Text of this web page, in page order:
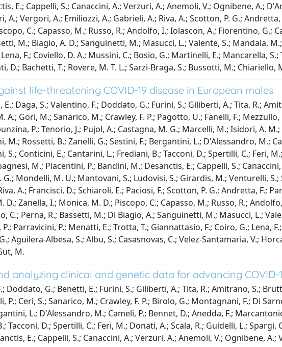
E.; Cappelli, S.; Canaccini, A.; Verzuri, A.; Anemoli, V.; Ognibene, A.;
Vergori, A.; Emiliozzi, A.; Gabrieli, A.; Riva, A.; Scotton, P. G.; Andretta,
C.; Capasso, M.; Russo, R.; Andolfo, I.; Iolascon, A.; Fiorentino, G.;
M.; Biagio, A. D.; Sanguinetti, M.; Masucci, L.; Valente, S.; Mandala,
F.; Coviello, D. A.; Mussini, C.; Bosio, G.; Martinelli, E.; Mancarella,
D.; Bachetti, T.; Rovere, M. T. L.; Sarzi-Braga, S.; Bussotti, M.; Chiariello,
life-threatening COVID-19 disease in European males
Daga, S.; Valentino, F.; Doddato, G.; Furini, S.; Giliberti, A.; Tita, R.;
Gori, M.; Sanarico, M.; Crawley, F. P.; Pagotto, U.; Fanelli, F.;
P.; Tenorio, J.; Pujol, A.; Castagna, M. G.; Marcelli, M.; Isidori, A.
Rossetti, B.; Zanelli, G.; Sestini, F.; Bergantini, L.; D'Alessandro, M.;
Conticini, E.; Cantarini, L.; Frediani, B.; Tacconi, D.; Spertilli, C.; Feri,
M.; Piacentini, P.; Bandini, M.; Desanctis, E.; Cappelli, S.;
Mondelli, M. U.; Mantovani, S.; Ludovisi, S.; Girardis, M.; Venturelli,
A.; Francisci, D.; Schiaroli, E.; Paciosi, F.; Scotton, P. G.; Andretta, F.;
D.; Zanella, I.; Monica, M. D.; Piscopo, C.; Capasso, M.; Russo, R.;
C.; Perna, R.; Bassetti, M.; Di Biagio, A.; Sanguinetti, M.; Masucci, L.;
Parravicini, P.; Menatti, E.; Trotta, T.; Giannattasio, F.; Coiro, G.; Lena,
Aguilera-Albesa, S.; Albu, S.; Casasnovas, C.; Velez-Santamaria, V.;
M.
analyzing clinical and genetic data for advancing COVID-
Doddato, G.; Benetti, E.; Furini, S.; Giliberti, A.; Tita, R.; Amitrano, S.;
Ceri, S.; Sanarico, M.; Crawley, F. P.; Birolo, G.; Montagnani, F.; Di
L.; D'Alessandro, M.; Cameli, P.; Bennet, D.; Anedda, F.;
D.; Spertilli, C.; Feri, M.; Donati, A.; Scala, R.; Guidelli, L.;
E.; Cappelli, S.; Canaccini, A.; Verzuri, A.; Anemoli, V.; Ognibene,